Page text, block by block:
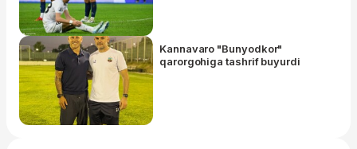
Kannavaro "Bunyodkor"
qarorgohiga tashrif buyurdi